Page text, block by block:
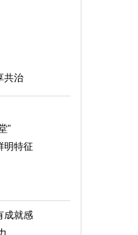
共治
”
明特征
成就感